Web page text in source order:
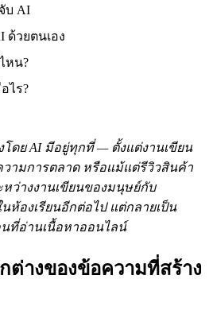
บ AI
ด้วยตนเอง
หน?
ไร?
โดย AI มีอยู่ทุกที่ — ตั้งแต่งานเขียน
วามการตลาด หรือแม้แต่รีวิวสินค้า
ว่างงานเขียนของมนุษย์กับ
นห้องเรียนอีกต่อไป แต่กลายเป็น
ที่อ่านเนื้อหาออนไลน์
ต่างของข้อความที่สร้าง